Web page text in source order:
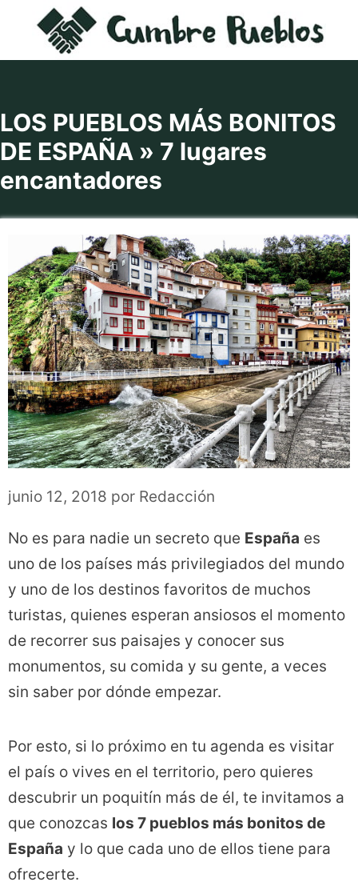
contenido
LOS PUEBLOS MÁS BONITOS
DE ESPAÑA » 7 lugares
encantadores
junio 12, 2018 por Redacción
No es para nadie un secreto que España es
uno de los países más privilegiados del mundo
y uno de los destinos favoritos de muchos
turistas, quienes esperan ansiosos el momento
de recorrer sus paisajes y conocer sus
monumentos, su comida y su gente, a veces
sin saber por dónde empezar.
Por esto, si lo próximo en tu agenda es visitar
el país o vives en el territorio, pero quieres
descubrir un poquitín más de él, te invitamos a
que conozcas los 7 pueblos más bonitos de
España y lo que cada uno de ellos tiene para
ofrecerte.